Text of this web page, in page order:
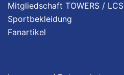
Mitgliedschaft TOWERS / LCS
Sportbekleidung
Fanartikel